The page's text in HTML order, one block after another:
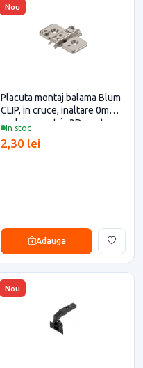
Nou
In stoc
Placuta montaj balama Blum
CLIP, in cruce, inaltare 0mm,
reglaj excentric 3D pentru
2,30 lei
Adauga
Nou